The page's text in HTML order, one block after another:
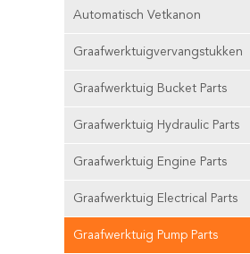
Automatisch Vetkanon
Graafwerktuigvervangstukken
Graafwerktuig Bucket Parts
Graafwerktuig Hydraulic Parts
Graafwerktuig Engine Parts
Graafwerktuig Electrical Parts
Graafwerktuig Pump Parts